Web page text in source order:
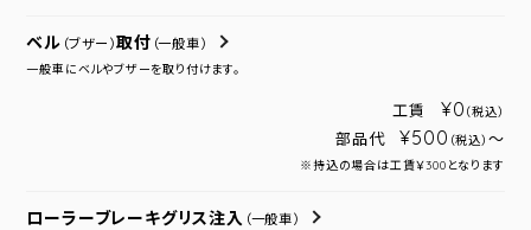
ベル （ブザー）取付 （一般車）
一般車にベルやブザーを取り付けます。
工賃 ¥0 （税込）
部品代 ¥500 （税込） ～
※持込の場合は工賃￥300となります
ローラーブレーキグリス注入 （一般車）